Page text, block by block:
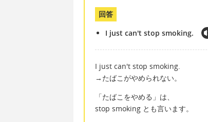
回答
I just can't stop smoking.
I just can't stop smoking.
→たばこがやめられない。
「たばこをやめる」は、
stop smoking とも言います。